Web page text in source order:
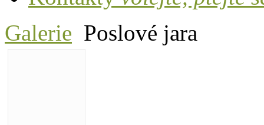
Galerie Poslové jara